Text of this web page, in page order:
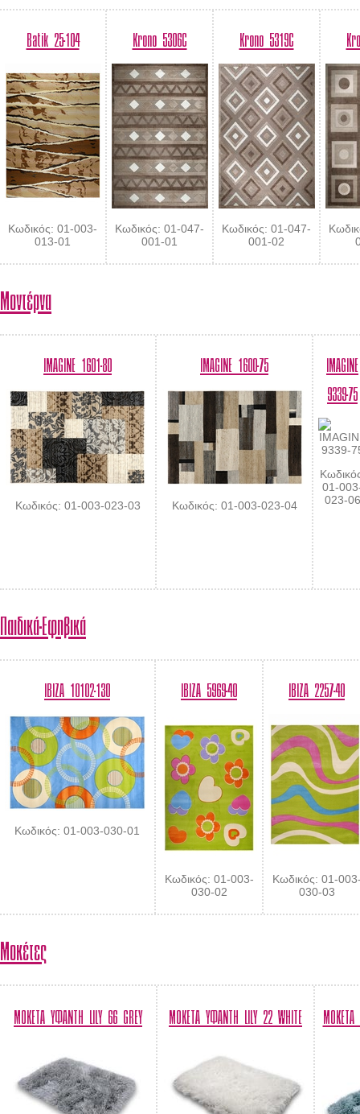
Batik 25-104
Κωδικός: 01-003-
013-01
Krono 5306C
Κωδικός: 01-047-
001-01
Krono 5319C
Κωδικός: 01-047-
001-02
Μοντέρνα
IMAGINE 1601-80
Κωδικός: 01-003-023-03
IMAGINE 1600-75
Κωδικός: 01-003-023-04
IMAGINE
9339-75
01-
023-06
Παιδικά-Εφηβικά
IBIZA 10102-130
Κωδικός: 01-003-030-01
IBIZA 5969-40
Κωδικός: 01-003-
030-02
IBIZA 2257-40
Κωδικός: 01-
030-03
Μοκέτες
ΜΟΚΕΤΑ ΥΦΑΝΤΗ LILY 66 GREY ΜΟΚΕΤΑ ΥΦΑΝΤΗ LILY 22 WHITE